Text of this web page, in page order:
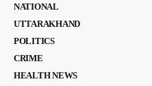
NATIONAL
UTTARAKHAND
POLITICS
CRIME
HEALTH NEWS